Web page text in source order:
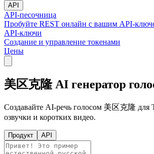
API
API-песочница
Пробуйте REST онлайн с вашим API-
API-ключи
Создание и управление токенами
Цены
美区克隆 AI генератор
Создавайте AI-речь голосом 美区克隆 для
озвучки и коротких видео.
Продукт API